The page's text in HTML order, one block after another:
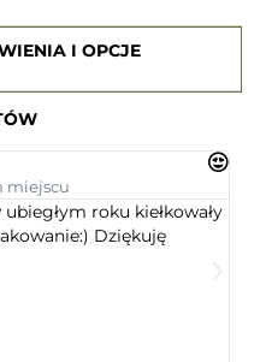
I OPCJE
miejscu
roku kiełkowały
Dziękuję